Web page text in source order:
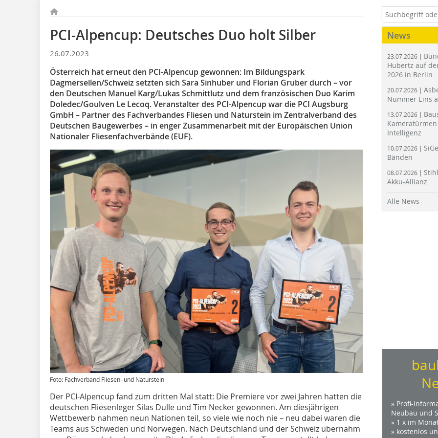
PCI-Alpencup: Deutsches Duo holt Silber
26.07.2023
Österreich hat erneut den PCI-Alpencup gewonnen: Im Bildungspark
Dagmersellen/Schweiz setzten sich Sara Sinhuber und Florian Gruber durch – vor
den Deutschen Manuel Karg/Lukas Schmittlutz und dem französischen Duo Karim
Doledec/Goulven Le Lecoq. Veranstalter des PCI-Alpencup war die PCI Augsburg
GmbH – Partner des Fachverbandes Fliesen und Naturstein im Zentralverband des
Deutschen Baugewerbes – in enger Zusammenarbeit mit der Europäischen Union
Nationaler Fliesenfachverbände (EUF).
Foto: Fachverband Fliesen- und Naturstein
Der PCI-Alpencup fand zum dritten Mal statt: Die Premiere vor zwei Jahren hatten die
deutschen Fliesenleger Silas Dulle und Tim Necker gewonnen. Am diesjährigen
Wettbewerb nahmen neun Nationen teil, so viele wie noch nie – neu dabei waren die
Teams aus Schweden und Norwegen. Nach Deutschland und der Schweiz übernahm
News
23.07.2026 |
Hubertz auf
2026 in Berlin
20.07.2026 |
Nummer Eins
13.07.2026 |
Intelligenz
10.07.2026 |
Bänden
08.07.2026 |
Akku-Allianz
Alle News
» Profi-
Neubau und
» 1 x im
» kostenlos